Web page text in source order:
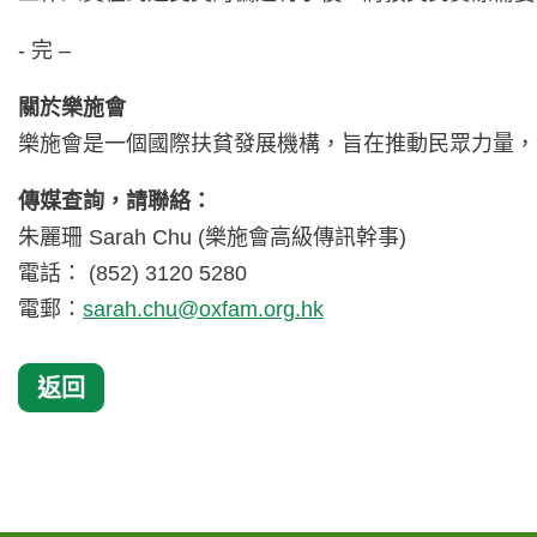
- 完 –
關於樂施會
樂施會是一個國際扶貧發展機構，旨在推動民眾力量，
傳媒查詢，請聯絡：
朱麗珊 Sarah Chu (樂施會高級傳訊幹事)
電話： (852) 3120 5280
電郵： sarah.chu@oxfam.org.hk
返回